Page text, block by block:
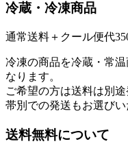
冷蔵・冷凍商品
通常送料＋クール便代
冷凍の商品を冷蔵・常
なります。
ご希望の方は送料は別
帯別での発送もお選びい
送料無料について